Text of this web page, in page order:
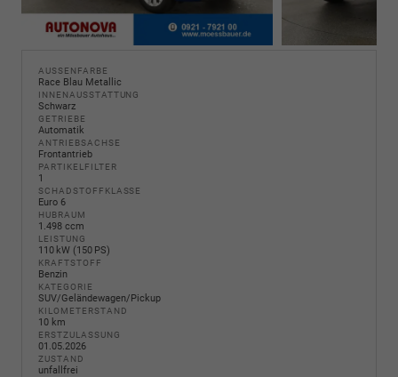
AUSSENFARBE
Race Blau Metallic
INNENAUSSTATTUNG
Schwarz
GETRIEBE
Automatik
ANTRIEBSACHSE
Frontantrieb
PARTIKELFILTER
1
SCHADSTOFFKLASSE
Euro 6
HUBRAUM
1.498 ccm
LEISTUNG
110 kW (150 PS)
KRAFTSTOFF
Benzin
KATEGORIE
SUV/Geländewagen/Pickup
KILOMETERSTAND
10 km
ERSTZULASSUNG
01.05.2026
ZUSTAND
unfallfrei